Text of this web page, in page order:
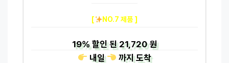
[ NO.7 제품 ]
19%할인 된21,720 원
내일
까지도착